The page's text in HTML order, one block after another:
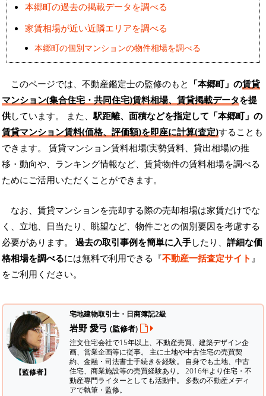
本郷町の過去の掲載データを調べる
家賃相場が近い近隣エリアを調べる
本郷町の個別マンションの物件相場を調べる
このページでは、不動産鑑定士の監修のもと 「本郷町」の賃貸
マンション(集合住宅・共同住宅)賃料相場、賃貸掲載データを提
供しています。 また、駅距離、面積などを指定して「本郷町」の
賃貸マンション賃料(価格、評価額)を即座に計算(査定)することも
できます。 賃貸マンション賃料相場(実勢賃料、貸出相場)の推
移・動向や、ランキング情報など、賃貸物件の賃料相場を調べる
ためにご活用いただくことができます。
なお、賃貸マンションを売却する際の売却相場は家賃だけでな
く、立地、日当たり、眺望など、物件ごとの個別要因を考慮する
必要があります。 過去の取引事例を簡単に入手したり、 詳細な価
格相場を調べるには無料で利用できる『不動産一括査定サイト 』
をご利用ください。
【監修者】
宅地建物取引士・日商簿記2級
岩野 愛弓 (監修者)
注文住宅会社で15年以上、不動産売買、建築デザイン企
画、営業企画等に従事。 主に土地や中古住宅の売買契
約、金融・司法書士手続きを経験。 自身でも土地、中古
住宅、商業施設等の売買経験あり。 2016年より住宅・不
動産専門ライターとしても活動中。 多数の不動産メディ
アで執筆・監修。